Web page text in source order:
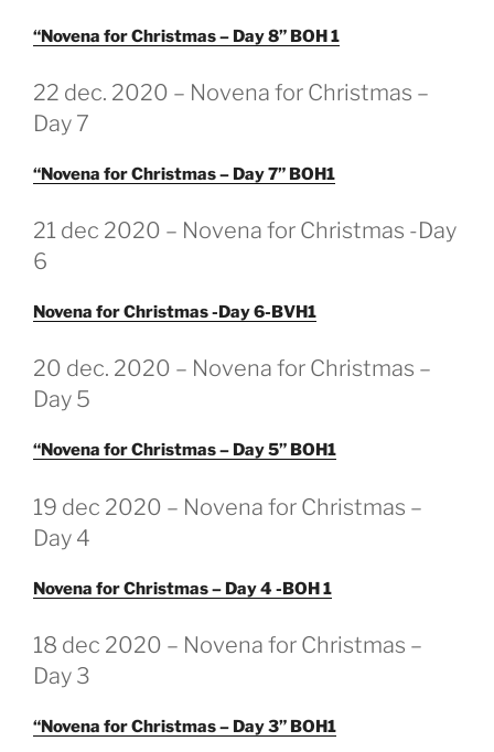
“Novena for Christmas – Day 8” BOH 1
GEPLAATST
OP
22 dec. 2020 – Novena for Christmas –
Day 7
“Novena for Christmas – Day 7” BOH1
GEPLAATST
OP
21 dec 2020 – Novena for Christmas -Day
6
Novena for Christmas -Day 6-BVH1
GEPLAATST
OP
20 dec. 2020 – Novena for Christmas –
Day 5
“Novena for Christmas – Day 5” BOH1
GEPLAATST
OP
19 dec 2020 – Novena for Christmas –
Day 4
Novena for Christmas – Day 4 -BOH 1
GEPLAATST
OP
18 dec 2020 – Novena for Christmas –
Day 3
“Novena for Christmas – Day 3” BOH1